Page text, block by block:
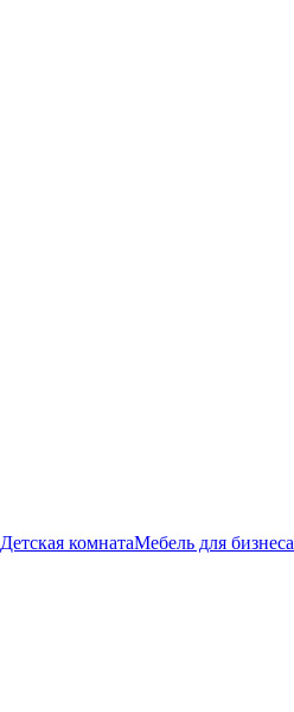
Детская комнатаМебель для бизнеса